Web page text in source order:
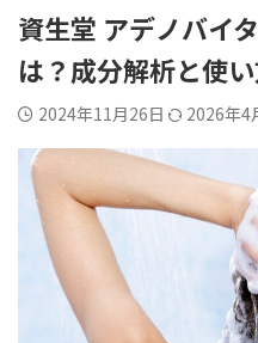
資生堂 アデノバイ
は？成分解析と使
2024年11月26日 2026年4